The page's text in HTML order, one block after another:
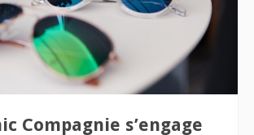
Compagnie s’engage